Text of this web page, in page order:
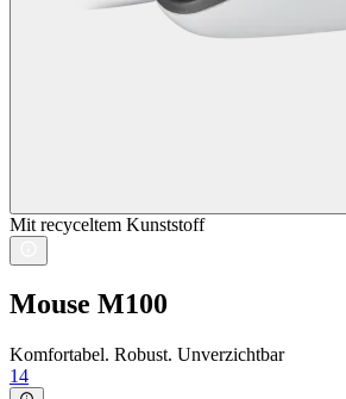
Mit recyceltem Kunststoff
Mouse M100
Komfortabel. Robust. Unverzichtbar
14